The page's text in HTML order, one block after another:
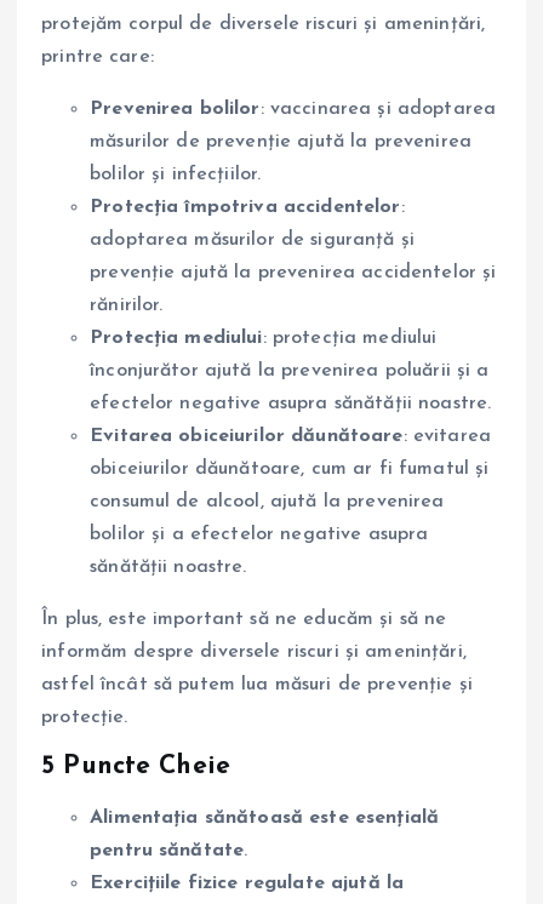
protejăm corpul de diversele riscuri și amenințări,
printre care:
Prevenirea bolilor: vaccinarea și adoptarea
măsurilor de prevenție ajută la prevenirea
bolilor și infecțiilor.
Protecția împotriva accidentelor:
adoptarea măsurilor de siguranță și
prevenție ajută la prevenirea accidentelor și
rănirilor.
Protecția mediului: protecția mediului
înconjurător ajută la prevenirea poluării și a
efectelor negative asupra sănătății noastre.
Evitarea obiceiurilor dăunătoare: evitarea
obiceiurilor dăunătoare, cum ar fi fumatul și
consumul de alcool, ajută la prevenirea
bolilor și a efectelor negative asupra
sănătății noastre.
În plus, este important să ne educăm și să ne
informăm despre diversele riscuri și amenințări,
astfel încât să putem lua măsuri de prevenție și
protecție.
5 Puncte Cheie
Alimentația sănătoasă este esențială
pentru sănătate.
Exercițiile fizice regulate ajută la